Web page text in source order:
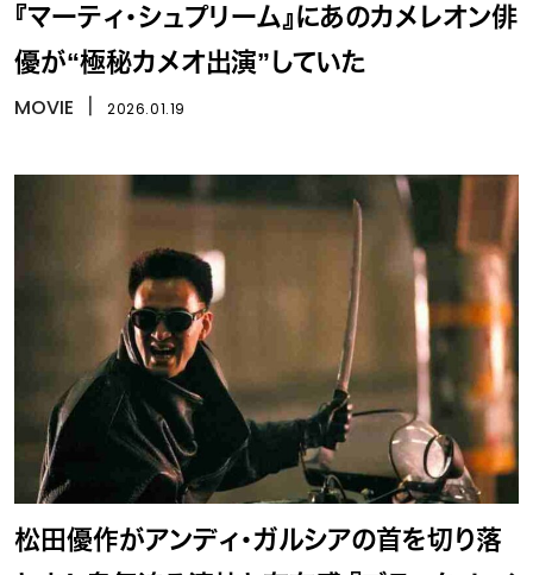
『マーティ・シュプリーム』にあのカメレオン俳
優が“極秘カメオ出演”していた
MOVIE 2026.01.19
松田優作がアンディ・ガルシアの首を切り落